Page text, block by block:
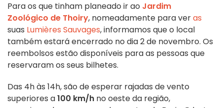
Para os que tinham planeado ir ao Jardim
Zoológico de Thoiry, nomeadamente para veras
suas Lumières Sauvages, informamos que o local
também estará encerrado no dia 2 de novembro. Os
reembolsos estão disponíveis para as pessoas que
reservaram os seus bilhetes.
Das 4h às 14h, são de esperar rajadas de vento
superiores a100 km/h no oeste da região,